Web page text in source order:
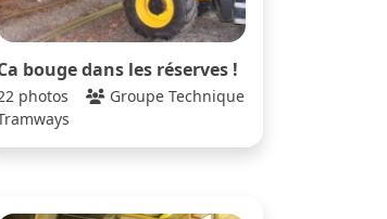
bouge dans les réserves !
photos
Groupe Technique